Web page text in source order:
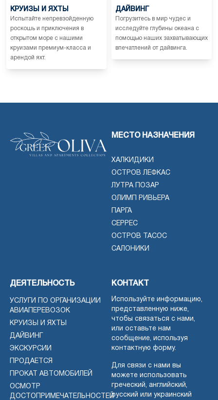
КРУИЗЫ И ЯХТЫ
Испытайте непревзойденную
роскошь и приключения в
открытом море с нашими
круизами премиум-класса и
арендой яхт.
ДАЙВИНГ
Погрузитесь в мир чудес и
исследуйте глубины океана с
помощью наших захватывающих
впечатлений от дайвинга.
МЕСТО НАЗНАЧЕНИЯ
ХАЛКИДИКИ
ОСТРОВ ЛЕФКАС
ЛУТРА ПОЗАР
ОЛИМП РИВЬЕРА
ПАРГА
СЕРРЕС
ОСТРОВ ТАСОС
САЛОНИКИ
ДЕЯТЕЛЬНОСТЬ
УСЛУГИ ПО ОРГАНИЗАЦИИ
АВИАПЕРЕВОЗОК
КРУИЗЫ И ЯХТЫ
ДАЙВИНГ
ЭКСКУРСИИ
ПРОДАЕТСЯ
ПРОКАТ АВТОМОБИЛЕЙ
ОСМОТР
ДОСТОПРИМЕЧАТЕЛЬНОСТЕЙ
КОНТАКТ
Используйте информацию,
представленную ниже,
чтобы связаться с нами,
или оставьте нам
сообщение, используя
контактную форму.
Для связи с нами вы
можете использовать
греческий, английский,
русский или украинский